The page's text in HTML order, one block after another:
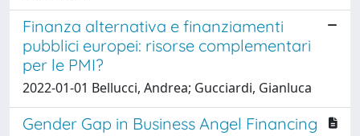
Finanza alternativa e finanziamenti
pubblici europei: risorse complementari
per le PMI?
2022-01-01 Bellucci, Andrea; Gucciardi, Gianluca
Gender Gap in Business Angel Financing